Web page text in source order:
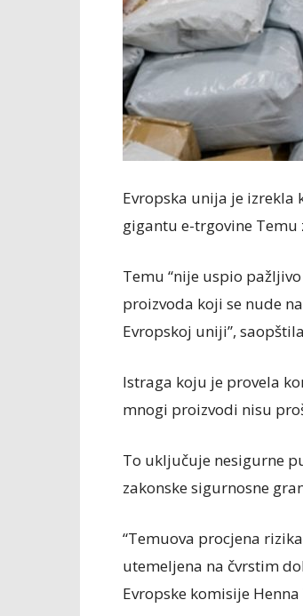
Evropska unija je
gigantu e-trgovine
Temu “nije uspio
proizvoda koji se nude
Evropskoj uniji”,
Istraga koju je provela
mnogi proizvodi nisu
To uključuje nesigurne
zakonske sigurnosne
“Temuova procjena
utemeljena na čvrstim
Evropske komisije